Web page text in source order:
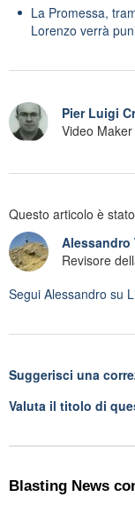
La Promessa,
Lorenzo verrà
Pier Luigi
Video Maker
Questo articolo è
Alessandro
Revisore
Segui Alessandro su
Suggerisci una
Valuta il titolo di
Blasting News